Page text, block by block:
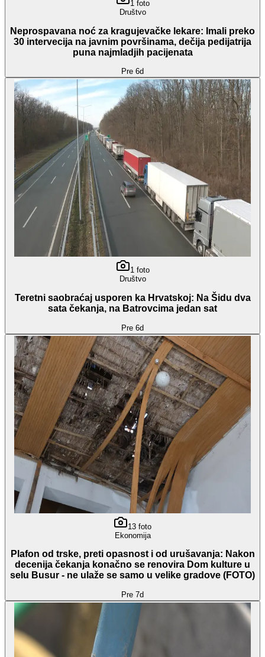
1foto
Društvo
Neprospavana noć za kragujevačke lekare: Imali preko
30 intervecija na javnim površinama, dečija pedijatrija
puna najmladjih pacijenata
Pre 6d
1foto
Društvo
Teretni saobraćaj usporen ka Hrvatskoj: Na Šidu dva
sata čekanja, na Batrovcima jedan sat
Pre 6d
13 foto
Ekonomija
Plafon od trske, preti opasnost i od urušavanja: Nakon
decenija čekanja konačno se renovira Dom kulture u
selu Busur - ne ulaže se samo u velike gradove (FOTO)
Pre 7d